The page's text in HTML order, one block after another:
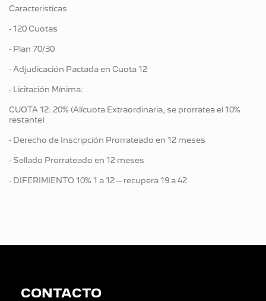
Caracteristicas
- 120 Cuotas
- Plan 70/30
- Adjudicación Pactada en Cuota 12
- Licitación Mínima:
CUOTA 12: 20% (Alícuota Extraordinaria, se prorratea el 10%
restante)
- Derecho de Inscripción Prorrateado en 12 meses
- Sellado Prorrateado en 12 meses
- DIFERIMIENTO 10% 1 a 12 – recupera 19 a 42
CONTACTO